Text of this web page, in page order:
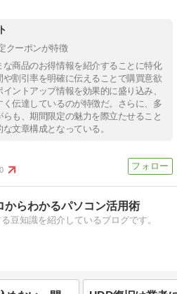
クーポンが特徴
商品のお得情報を紹介することに特化
割引率を明確に伝えることで購買意欲
ントアップ情報を効果的に盛り込み、
伝達しているのが特徴だ。さらに、多
も、期間限定の魅力を際立たせること
文章構成となっている。
からわかるパソコン活用術
豆知識を紹介しているブログです。